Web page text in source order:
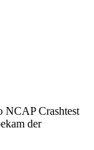
NCAP Crashtest
der